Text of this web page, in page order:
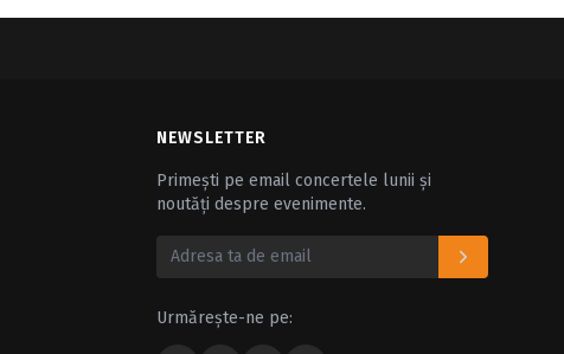
NEWSLETTER
Primești pe email concertele lunii și
noutăți despre evenimente.
Urmărește-ne pe: